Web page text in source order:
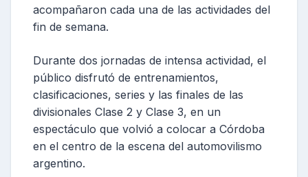
acompañaron cada una de las actividades del
fin de semana.
Durante dos jornadas de intensa actividad, el
público disfrutó de entrenamientos,
clasificaciones, series y las finales de las
divisionales Clase 2 y Clase 3, en un
espectáculo que volvió a colocar a Córdoba
en el centro de la escena del automovilismo
argentino.